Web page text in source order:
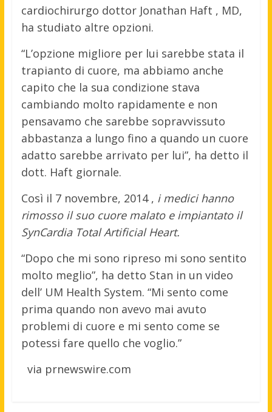
cardiochirurgo dottor Jonathan Haft , MD,
ha studiato altre opzioni.
“L’opzione migliore per lui sarebbe stata il
trapianto di cuore, ma abbiamo anche
capito che la sua condizione stava
cambiando molto rapidamente e non
pensavamo che sarebbe sopravvissuto
abbastanza a lungo fino a quando un cuore
adatto sarebbe arrivato per lui”, ha detto il
dott. Haft giornale.
Così il 7 novembre, 2014 , i medici hanno
rimosso il suo cuore malato e impiantato il
SynCardia Total Artificial Heart.
“Dopo che mi sono ripreso mi sono sentito
molto meglio”, ha detto Stan in un video
dell’ UM Health System. “Mi sento come
prima quando non avevo mai avuto
problemi di cuore e mi sento come se
potessi fare quello che voglio.”
via prnewswire.com